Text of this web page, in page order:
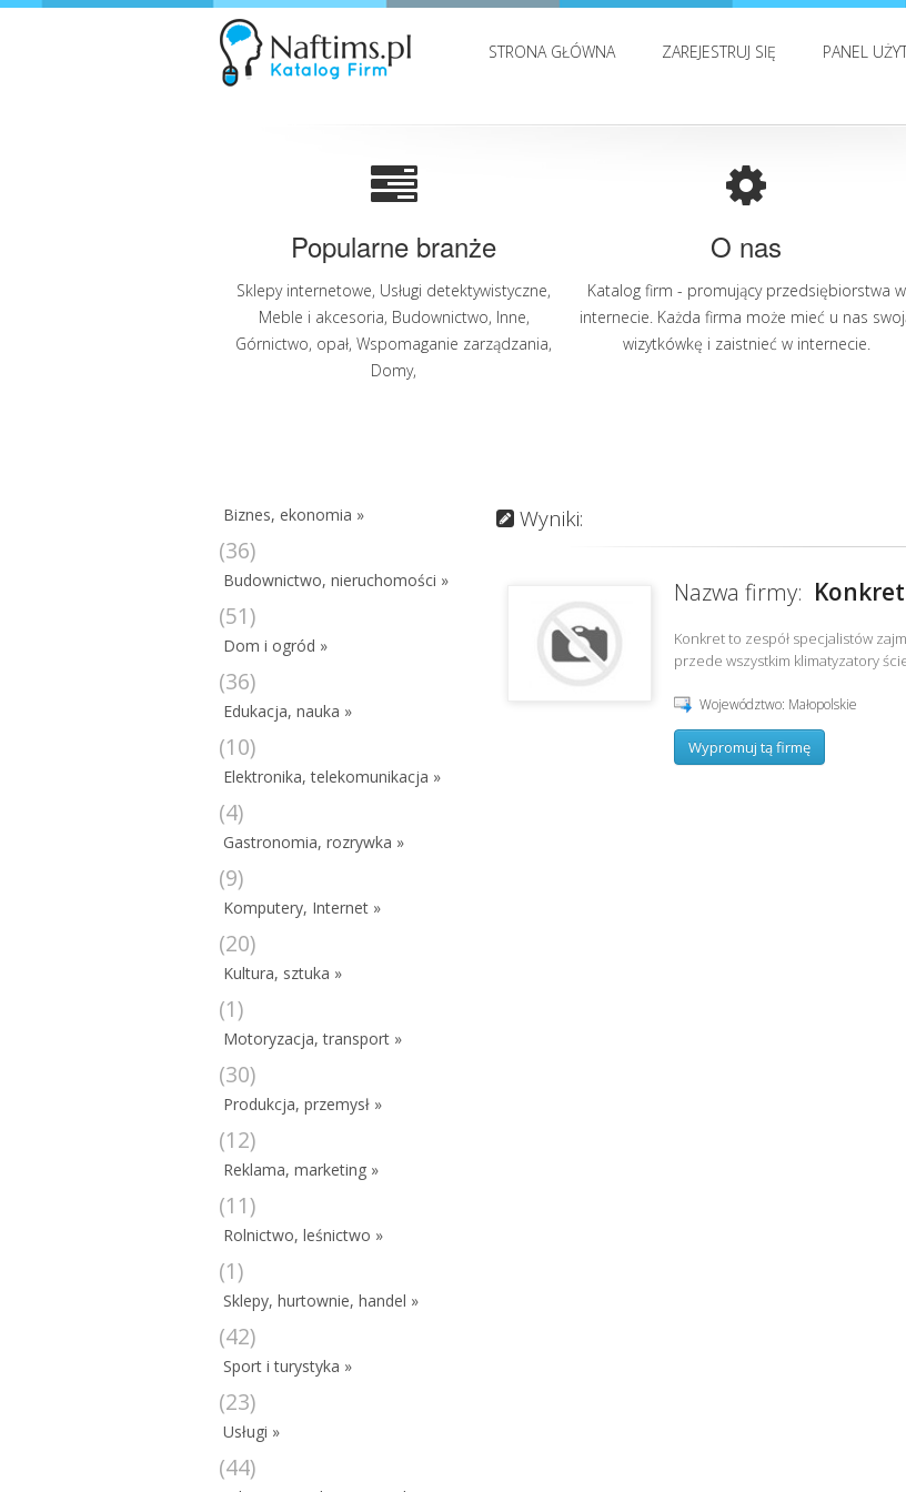
STRONA GŁÓWNA ZAREJESTRUJ SIĘ PANEL
Popularne branże
Sklepy internetowe, Usługi detektywistyczne,
Meble i akcesoria, Budownictwo, Inne,
Górnictwo, opał, Wspomaganie zarządzania,
Domy,
O nas
Katalog firm - promujący przedsiębiorstwa w
internecie. Każda firma może mieć u nas
wizytkówkę i zaistnieć w internecie.
Biznes, ekonomia »
(36)
Budownictwo, nieruchomości »
(51)
Dom i ogród »
(36)
Edukacja, nauka »
(10)
Elektronika, telekomunikacja »
(4)
Gastronomia, rozrywka »
(9)
Komputery, Internet »
(20)
Kultura, sztuka »
(1)
Motoryzacja, transport »
(30)
Produkcja, przemysł »
(12)
Reklama, marketing »
(11)
Rolnictwo, leśnictwo »
(1)
Sklepy, hurtownie, handel »
(42)
Sport i turystyka »
(23)
Usługi »
(44)
Wyniki:
Nazwa firmy:
Konkret to zespół specjalistów
przede wszystkim klimatyzatory
Województwo: Małopolskie
Wypromuj tą firmę